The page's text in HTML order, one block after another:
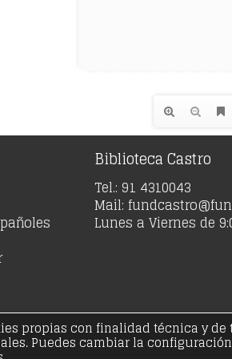
Biblioteca Castro
Tel.: 91 4310043
Mail:
Lunes a Viernes de
© Copyright 2021 -
propias con finalidad técnica y
Puedes cambiar la